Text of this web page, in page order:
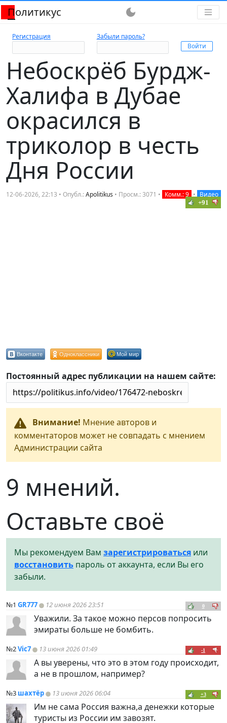
Политикус dark_mode
Регистрация Забыли пароль?
Небоскрёб Бурдж-
Халифа в Дубае
окрасился в
триколор в честь
Дня России
12-06-2026, 22:13 • Опубл.:Apolitikus • Просм.: 3071 • Комм.: 9 • Видео
+91
Вконтакте Одноклассники Мой мир
Постоянный адрес публикации на нашем сайте:
Внимание! Мнение авторов и
комментаторов может не совпадать с мнением
Администрации сайта
9 мнений.
Оставьте своё
Мы рекомендуем Вам зарегистрироваться или
восстановить пароль от аккаунта, если Вы его
забыли.
№1 GR777 12 июня 2026 23:51 0
Уважили. За такое можно персов попросить
эмираты больше не бомбить.
№2Vic7 13 июня 2026 01:49 -1
А вы уверены, что это в этом году происходит,
а не в прошлом, например?
№3 шахтёр 13 июня 2026 06:04 +3
Им не сама Россия важна,а денежки которые
туристы из России им завозят.